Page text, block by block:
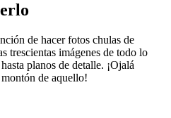
de hacer fotos chulas de
trescientas imágenes de todo lo
planos de detalle. ¡Ojalá
de aquello!